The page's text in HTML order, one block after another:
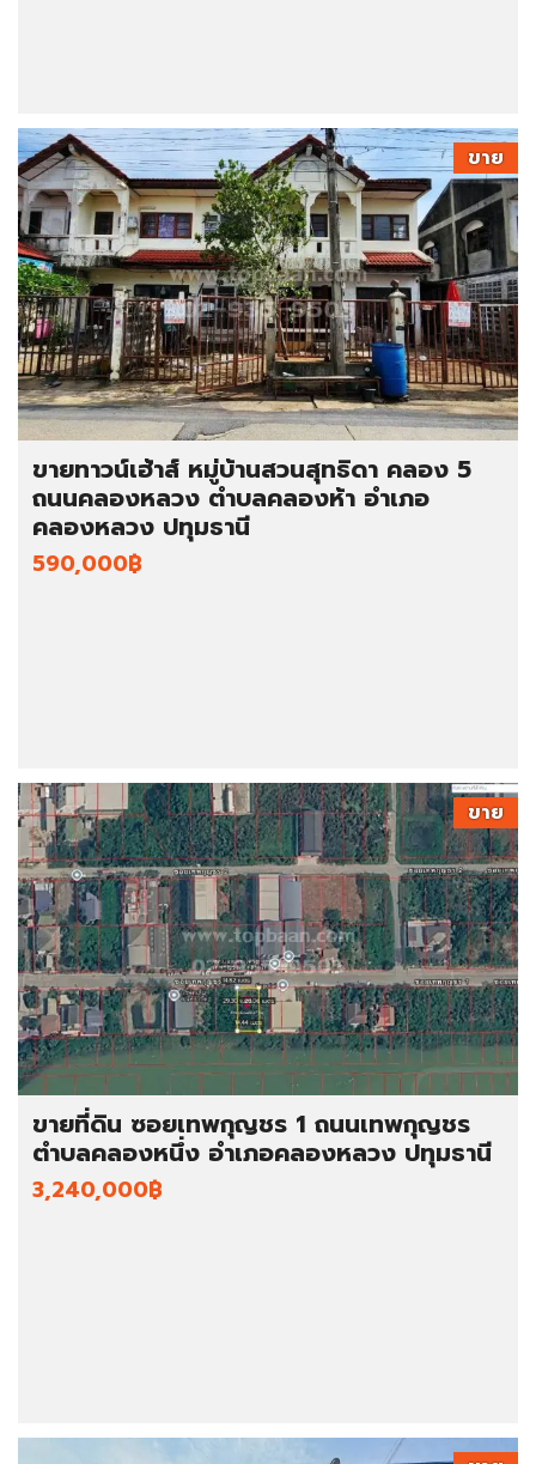
ขาย
ขายทาวน์เฮ้าส์ หมู่บ้านสวนสุทธิดา คลอง 5
ถนนคลองหลวง ตำบลคลองห้า อำเภอ
คลองหลวง ปทุมธานี
590,000฿
ขาย
ขายที่ดิน ซอยเทพกุญชร 1 ถนนเทพกุญชร
ตำบลคลองหนึ่ง อำเภอคลองหลวง ปทุมธานี
3,240,000฿